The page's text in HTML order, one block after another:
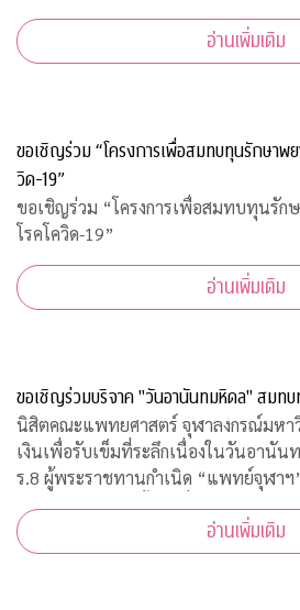
กับ "กองทุนภูมิคุ้มกันบำบัดมะเร็งจุฬาฯ"
อ่านเพิ่มเติม
ขอเชิญร่วม “โครงการเพื่อสมทบทุนรักษาพ
วิด-19”
ขอเชิญร่วม “โครงการเพื่อสมทบทุนรัก
โรคโควิด-19”
อ่านเพิ่มเติม
ขอเชิญร่วมบริจาค "วันอานันทมหิดล" สมทบ
นิสิตคณะแพทยศาสตร์ จุฬาลงกรณ์มหา
เงินเพื่อรับเข็มที่ระลึกเนื่องในวันอานัน
ร.8 ผู้พระราชทานกำเนิด “แพทย์จุฬา
ประชาชนสั่งจองเสื้อยืดที่ระลึก รายได้
และรักษา COVID-19
อ่านเพิ่มเติม